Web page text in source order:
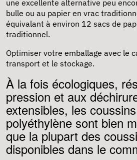
une excellente alternative peu
bulle ou au papier en vrac
équivalant à environ 12 sacs de
traditionnel.
Optimiser votre emballage avec le
transport et le stockage.
À la fois écologiques,
pression et aux
extensibles, les
polyéthylène sont bien
que la plupart des
disponibles dans le